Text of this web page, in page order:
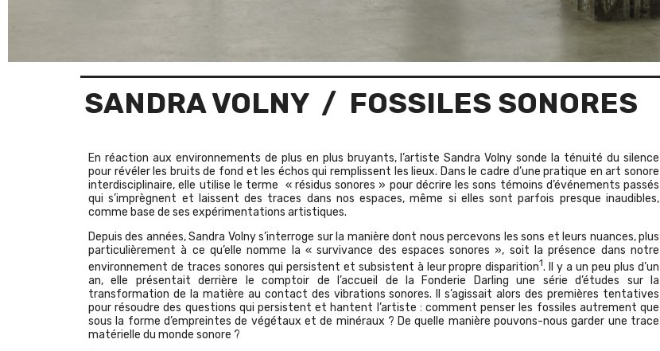
SANDRA VOLNY/ FOSSILES SONORES
En réaction aux environnements de plus en plus bruyants, l’artiste Sandra Volny sonde la ténuité du silence
pour révéler les bruits de fond et les échos qui remplissent les lieux. Dans le cadre d’une pratique en art sonore
interdisciplinaire, elle utilise le terme « résidus sonores » pour décrire les sons témoins d’événements passés
qui s’imprègnent et laissent des traces dans nos espaces, même si elles sont parfois presque inaudibles,
comme base de ses expérimentations artistiques.
Depuis des années, Sandra Volny s’interroge sur la manière dont nous percevons les sons et leurs nuances, plus
particulièrement à ce qu’elle nomme la « survivance des espaces sonores », soit la présence dans notre
environnement de traces sonores qui persistent et subsistent à leur propre disparition1. Il y a un peu plus d’un
an, elle présentait derrière le comptoir de l’accueil de la Fonderie Darling une série d’études sur la
transformation de la matière au contact des vibrations sonores. Il s’agissait alors des premières tentatives
pour résoudre des questions qui persistent et hantent l’artiste : comment penser les fossiles autrement que
sous la forme d’empreintes de végétaux et de minéraux ? De quelle manière pouvons-nous garder une trace
matérielle du monde sonore ?